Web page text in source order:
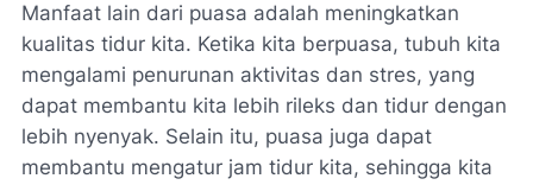
Manfaat lain dari puasa adalah meningkatkan
kualitas tidur kita. Ketika kita berpuasa, tubuh kita
mengalami penurunan aktivitas dan stres, yang
dapat membantu kita lebih rileks dan tidur dengan
lebih nyenyak. Selain itu, puasa juga dapat
membantu mengatur jam tidur kita, sehingga kita